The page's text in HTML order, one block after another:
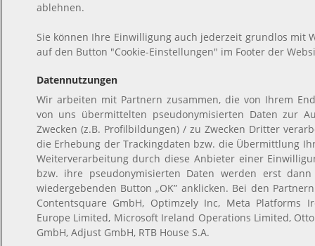
ablehnen.
Sie können Ihre Einwilligung auch jederzeit grundlos mit
auf den Button "Cookie-Einstellungen" im Footer der
Datennutzungen
Wir arbeiten mit Partnern zusammen, die von Ihrem
von uns übermittelten pseudonymisierten Daten zur
Zwecken (z.B. Profilbildungen) / zu Zwecken Dritter
die Erhebung der Trackingdaten bzw. die Übermittlung
Weiterverarbeitung durch diese Anbieter einer
bzw. ihre pseudonymisierten Daten werden erst
wiedergebenden Button „OK” anklicken. Bei den
Contentsquare GmbH, Optimzely Inc, Meta Platforms
Europe Limited, Microsoft Ireland Operations Limited,
GmbH, Adjust GmbH, RTB House S.A.